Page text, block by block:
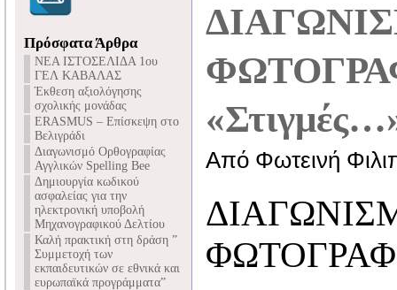
Πρόσφατα Άρθρα
NEA ΙΣΤΟΣΕΛΙΔΑ 1ου
ΓΕΛ ΚΑΒΑΛΑΣ
Έκθεση αξιολόγησης
σχολικής μονάδας
ERASMUS – Επίσκεψη στο
Βελιγράδι
Διαγωνισμό Ορθογραφίας
Αγγλικών Spelling Bee
Δημιουργία κωδικού
ασφαλείας για την
ηλεκτρονική υποβολή
Μηχανογραφικού Δελτίου
Καλή πρακτική στη δράση ”
Συμμετοχή των
εκπαιδευτικών σε εθνικά και
ευρωπαϊκά προγράμματα”
Από Φωτεινή